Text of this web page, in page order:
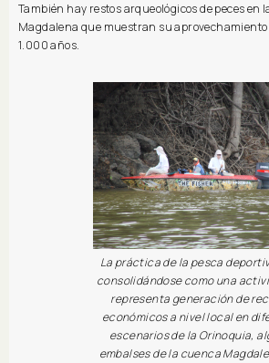
También hay restos arqueológicos de peces en
Magdalena que muestran su aprovechamiento
1.000 años.
La práctica de la pesca
consolidándose como una
representa generación de
económicos a nivel local en
escenarios de la Orinoquia,
embalses de la cuenca